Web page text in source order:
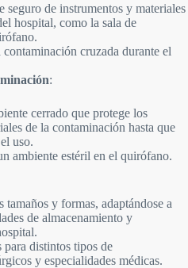
seguro de instrumentos y materiales
hospital, como la sala de
cruzada durante el
:
cerrado que protege los
de la contaminación hasta que
uso.
ambiente estéril en el quirófano.
y formas, adaptándose a
de almacenamiento y
para distintos tipos de
y especialidades médicas.